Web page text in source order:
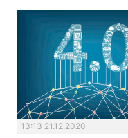
13:13 21.12.2020